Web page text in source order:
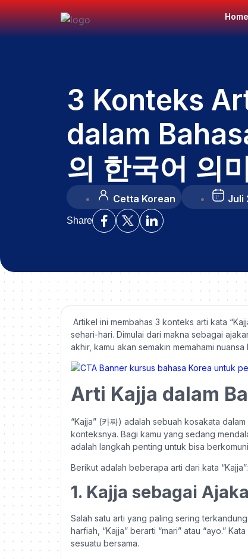
3 Konteks
dalam
의 한국어 의
Cetta Korean Juli
Share
Artikel ini membahas 3 konteks arti kata
sehari-hari. Dimulai dari makna sebagai
akhir, kamu akan semakin memahami
Arti Kajja dalam
“Kajja” (카짜) adalah sebuah kosakata
konteksnya. Bagi kamu yang sedang
adalah langkah penting untuk bisa
Berikut adalah beberapa arti dari kata “Kajja”:
1. Kajja sebagai
Salah satu arti yang paling sering
harfiah, “Kajja” berarti “mari” atau “ayo.”
sesuatu bersama.